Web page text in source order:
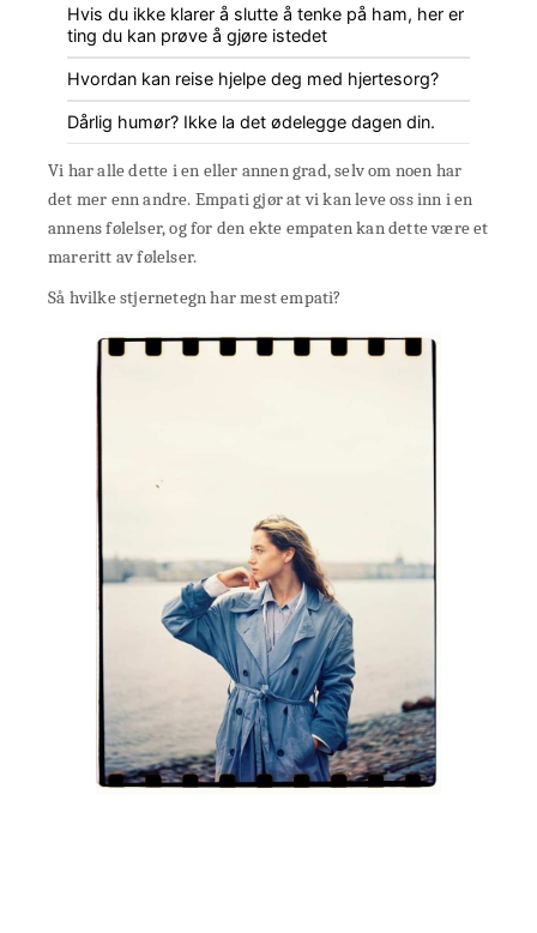
Hvis du ikke klarer å slutte å tenke på ham, her er
ting du kan prøve å gjøre istedet
Hvordan kan reise hjelpe deg med hjertesorg?
Dårlig humør? Ikke la det ødelegge dagen din.
Vi har alle dette i en eller annen grad, selv om noen har
det mer enn andre. Empati gjør at vi kan leve oss inn i en
annens følelser, og for den ekte empaten kan dette være et
mareritt av følelser.
Så hvilke stjernetegn har mest empati?